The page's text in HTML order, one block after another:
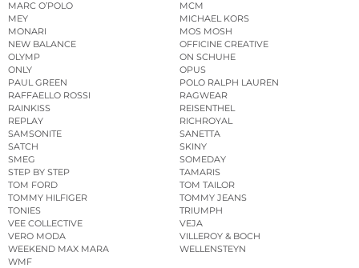
MARC O’POLO
MCM
MEY
MICHAEL KORS
MONARI
MOS MOSH
NEW BALANCE
OFFICINE CREATIVE
OLYMP
ON SCHUHE
ONLY
OPUS
PAUL GREEN
POLO RALPH LAUREN
RAFFAELLO ROSSI
RAGWEAR
RAINKISS
REISENTHEL
REPLAY
RICHROYAL
SAMSONITE
SANETTA
SATCH
SKINY
SMEG
SOMEDAY
STEP BY STEP
TAMARIS
TOM FORD
TOM TAILOR
TOMMY HILFIGER
TOMMY JEANS
TONIES
TRIUMPH
VEE COLLECTIVE
VEJA
VERO MODA
VILLEROY & BOCH
WEEKEND MAX MARA
WELLENSTEYN
WMF